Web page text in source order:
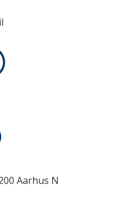
Aarhus N